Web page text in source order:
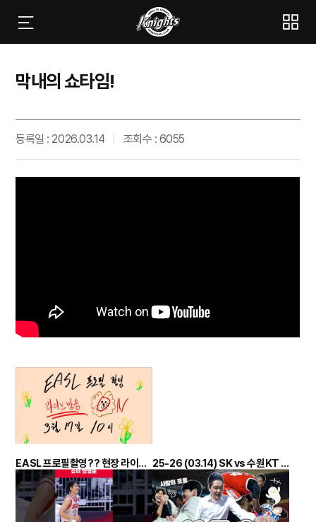
막내의 쇼타임!
등록일 : 2026.03.14 조회수 : 6055
EASL 프로필촬영?? 현장 라이브? 25-26 (03.14) SK vs 수원KT 정규리그 하이라이트